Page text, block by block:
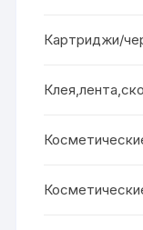
Картриджи/